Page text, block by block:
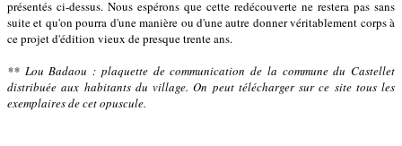
présentés ci-dessus. Nous espérons que cette redécouverte ne restera pas sans
suite et qu'on pourra d'une manière ou d'une autre donner véritablement corps à
ce projet d'édition vieux de presque trente ans.
** Lou Badaou : plaquette de communication de la commune du Castellet
distribuée aux habitants du village. On peut télécharger sur ce site tous les
exemplaires de cet opuscule.